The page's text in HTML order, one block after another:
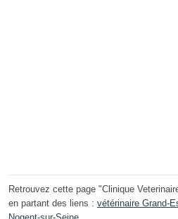
Retrouvez cette page "Clinique
en partant des liens : vétérinaire Grand-